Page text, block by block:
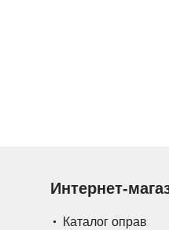
Интернет-
Каталог оправ